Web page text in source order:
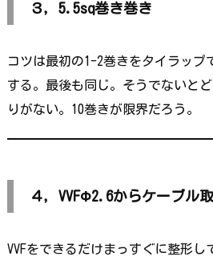
３，5.5sq巻き巻き
コツは最初の1-2巻きをタイラップ
する。最後も同じ。そうでないと
りがない。10巻きが限界だろう。
４，VVFΦ2.6からケーブル
VVFをできるだけまっすぐに整形し